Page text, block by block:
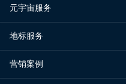
元宇宙服务
地标服务
营销案例